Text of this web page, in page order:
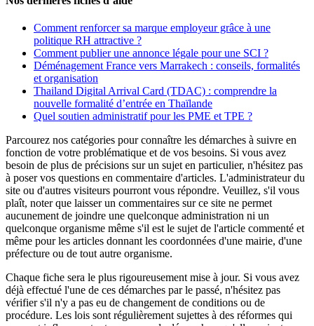
Comment renforcer sa marque employeur grâce à une
politique RH attractive ?
Comment publier une annonce légale pour une SCI ?
Déménagement France vers Marrakech : conseils, formalités
et organisation
Thailand Digital Arrival Card (TDAC) : comprendre la
nouvelle formalité d’entrée en Thaïlande
Quel soutien administratif pour les PME et TPE ?
Parcourez nos catégories pour connaître les démarches à suivre en
fonction de votre problématique et de vos besoins. Si vous avez
besoin de plus de précisions sur un sujet en particulier, n'hésitez pas
à poser vos questions en commentaire d'articles. L'administrateur du
site ou d'autres visiteurs pourront vous répondre. Veuillez, s'il vous
plaît, noter que laisser un commentaires sur ce site ne permet
aucunement de joindre une quelconque administration ni un
quelconque organisme même s'il est le sujet de l'article commenté et
même pour les articles donnant les coordonnées d'une mairie, d'une
préfecture ou de tout autre organisme.
Chaque fiche sera le plus rigoureusement mise à jour. Si vous avez
déjà effectué l'une de ces démarches par le passé, n'hésitez pas
vérifier s'il n'y a pas eu de changement de conditions ou de
procédure. Les lois sont régulièrement sujettes à des réformes qui